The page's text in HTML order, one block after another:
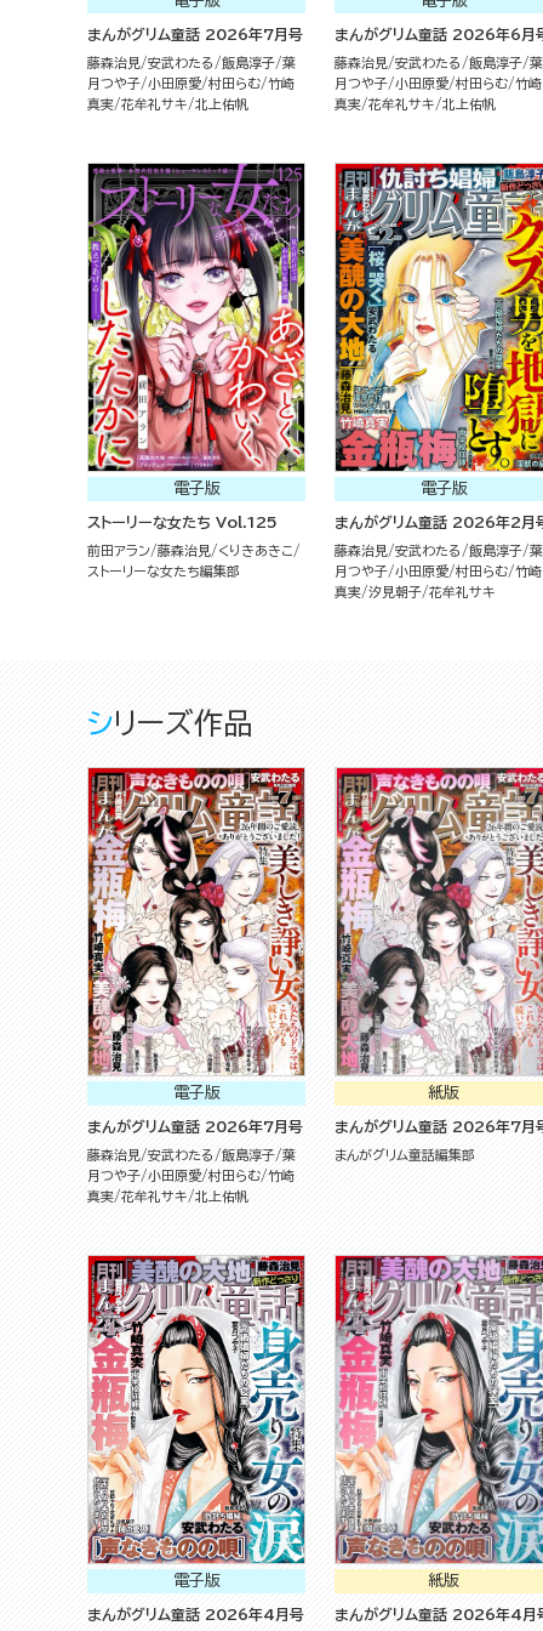
まんがグリム童話 2026年7月号
藤森治見 安武わたる 飯島淳子 葉
月つや子 小田原愛 村田らむ 竹崎
真実 花牟礼サキ 北上佑帆
まんがグリム童話 2026年6月
藤森治見 安武わたる 飯島淳子 葉
月つや子 小田原愛 村田らむ 竹崎
真実 花牟礼サキ 北上佑帆
電子版
ストーリーな女たち Vol.125
前田アラン 藤森治見
くりきあきこ
ストーリーな女たち編集部
電子版
まんがグリム童話 2026年2月
藤森治見 安武わたる 飯島淳子 葉
月つや子 小田原愛 村田らむ 竹崎
真実 汐見朝子 花牟礼サキ
シリーズ作品
電子版
まんがグリム童話 2026年7月号
藤森治見 安武わたる 飯島淳子 葉
月つや子 小田原愛 村田らむ 竹崎
真実 花牟礼サキ 北上佑帆
紙版
まんがグリム童話 2026年7月
まんがグリム童話編集部
電子版
まんがグリム童話 2026年4月号
紙版
まんがグリム童話 2026年4月